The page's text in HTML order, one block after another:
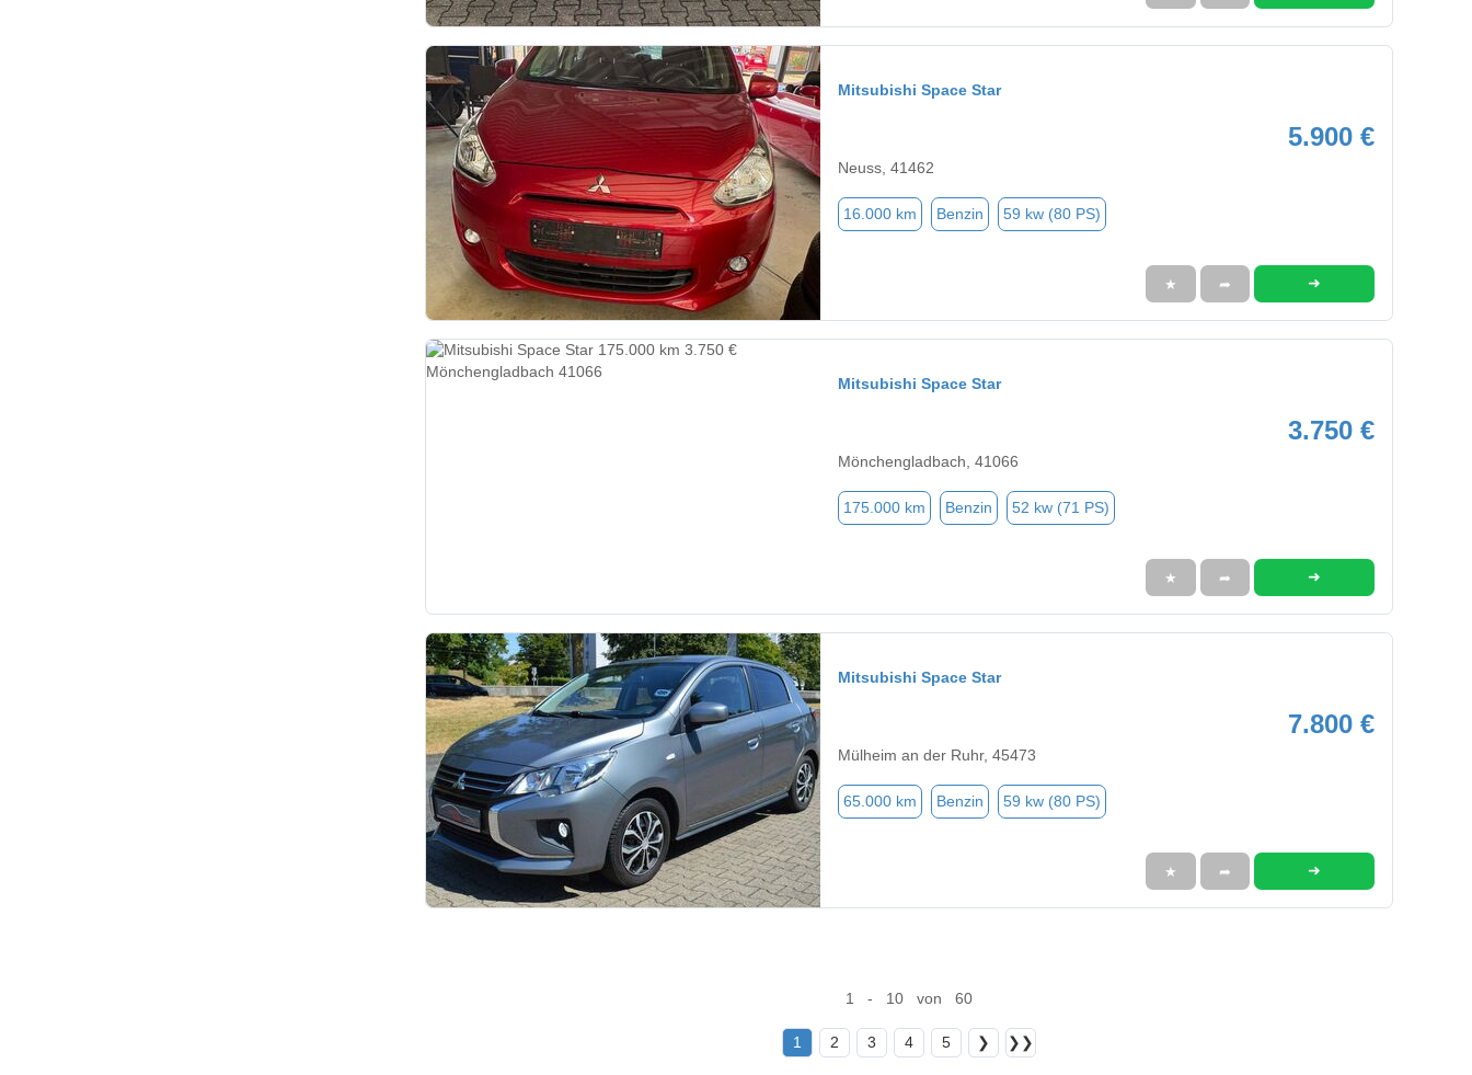
Mitsubishi Space Star
5.900 €
Neuss, 41462
16.000 km Benzin 59 kw (80 PS)
★ ➦ ➜
Mitsubishi Space Star
3.750 €
Mönchengladbach, 41066
175.000 km Benzin 52 kw (71 PS)
★ ➦ ➜
Mitsubishi Space Star
7.800 €
Mülheim an der Ruhr, 45473
65.000 km Benzin 59 kw (80 PS)
★ ➦ ➜
1 - 10 von 60
1 2 3 4 5 ❯ ❯❯